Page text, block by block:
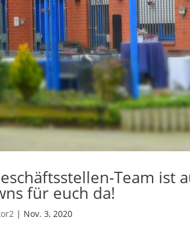
Team ist
für euch da!
| Nov. 3, 2020